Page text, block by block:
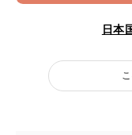
日本